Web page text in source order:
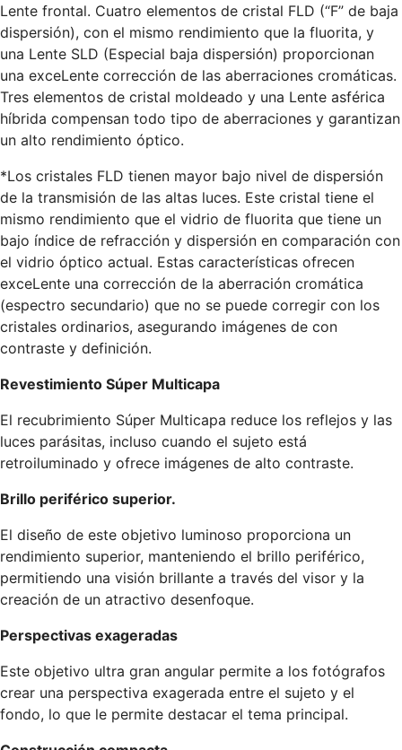
Lente frontal. Cuatro elementos de cristal FLD (“F” de baja
dispersión), con el mismo rendimiento que la fluorita, y
una Lente SLD (Especial baja dispersión) proporcionan
una exceLente corrección de las aberraciones cromáticas.
Tres elementos de cristal moldeado y una Lente asférica
híbrida compensan todo tipo de aberraciones y garantizan
un alto rendimiento óptico.
*Los cristales FLD tienen mayor bajo nivel de dispersión
de la transmisión de las altas luces. Este cristal tiene el
mismo rendimiento que el vidrio de fluorita que tiene un
bajo índice de refracción y dispersión en comparación con
el vidrio óptico actual. Estas características ofrecen
exceLente una corrección de la aberración cromática
(espectro secundario) que no se puede corregir con los
cristales ordinarios, asegurando imágenes de con
contraste y definición.
Revestimiento Súper Multicapa
El recubrimiento Súper Multicapa reduce los reflejos y las
luces parásitas, incluso cuando el sujeto está
retroiluminado y ofrece imágenes de alto contraste.
Brillo periférico superior.
El diseño de este objetivo luminoso proporciona un
rendimiento superior, manteniendo el brillo periférico,
permitiendo una visión brillante a través del visor y la
creación de un atractivo desenfoque.
Perspectivas exageradas
Este objetivo ultra gran angular permite a los fotógrafos
crear una perspectiva exagerada entre el sujeto y el
fondo, lo que le permite destacar el tema principal.